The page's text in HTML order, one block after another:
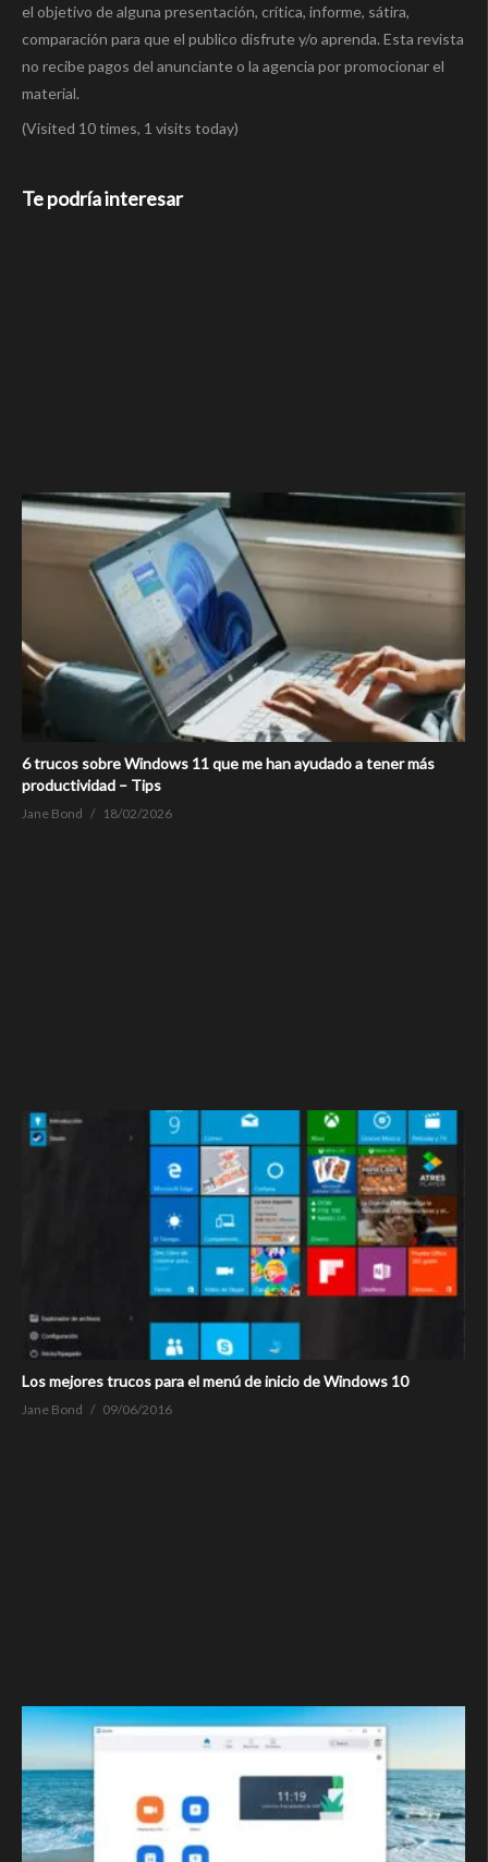
el objetivo de alguna presentación, crítica, informe, sátira,
comparación para que el publico disfrute y/o aprenda. Esta revista
no recibe pagos del anunciante o la agencia por promocionar el
material.
(Visited 10 times, 1 visits today)
Te podría interesar
6 trucos sobre Windows 11 que me han ayudado a tener más
productividad – Tips
Jane Bond 18/02/2026
Los mejores trucos para el menú de inicio de Windows 10
Jane Bond 09/06/2016